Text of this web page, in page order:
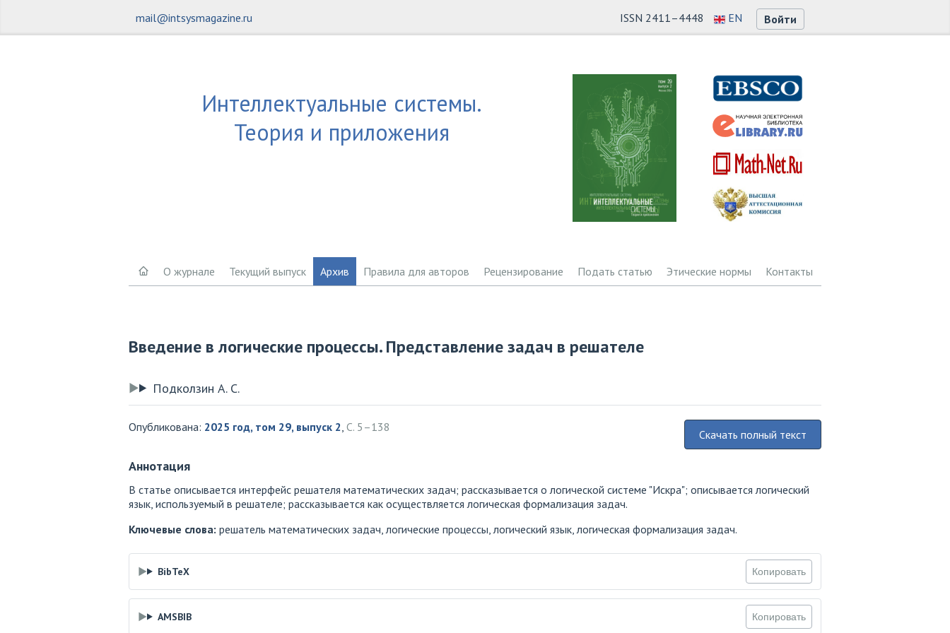
ISSN 2411–4448 EN
mail@intsysmagazine.ru Войти
Интеллектуальные системы.
Теория и приложения
О журнале Текущий выпуск Архив Правила для авторов Рецензирование Подать статью Этические нормы Контакты
Введение в логические процессы. Представление задач в решателе
Подколзин А. С.
Опубликована: 2025 год, том 29, выпуск 2 С. 5–138
Скачать полный текст
Аннотация
В статье описывается интерфейс решателя математических задач; рассказывается о логической системе "Искра"; описывается логический
язык, используемый в решателе; рассказывается как осуществляется логическая формализация задач.
Ключевые слова: решатель математических задач, логические процессы, логический язык, логическая формализация задач.
BibTeX Копировать
AMSBIB Копировать